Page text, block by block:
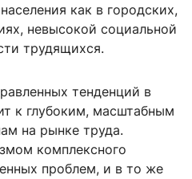
как в городских,
невысокой социальной
трудящихся.
тенденций в
к глубоким, масштабным
на рынке труда.
комплексного
проблем, и в то же